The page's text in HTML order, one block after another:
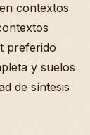
contextos
preferido
y suelos
de síntesis